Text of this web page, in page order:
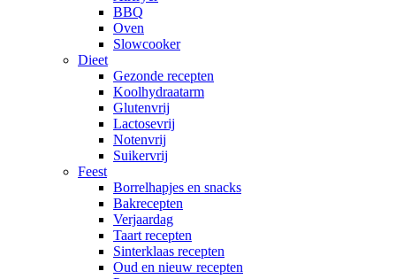
BBQ
Oven
Slowcooker
Dieet
Gezonde recepten
Koolhydraatarm
Glutenvrij
Lactosevrij
Notenvrij
Suikervrij
Feest
Borrelhapjes en snacks
Bakrecepten
Verjaardag
Taart recepten
Sinterklaas recepten
Oud en nieuw recepten